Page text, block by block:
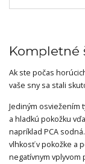
Kompletné
Ak ste počas
vaše sny sa stali
Jediným osviežením
a hladkú pokožku
napríklad PCA
vlhkosť v pokožke a
negatívnym vplyvom